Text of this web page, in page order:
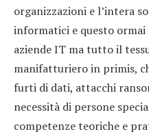
organizzazioni e l’intera
informatici e questo
aziende IT ma tutto il
manifatturiero in primis,
furti di dati, attacchi
necessità di persone
competenze teoriche e